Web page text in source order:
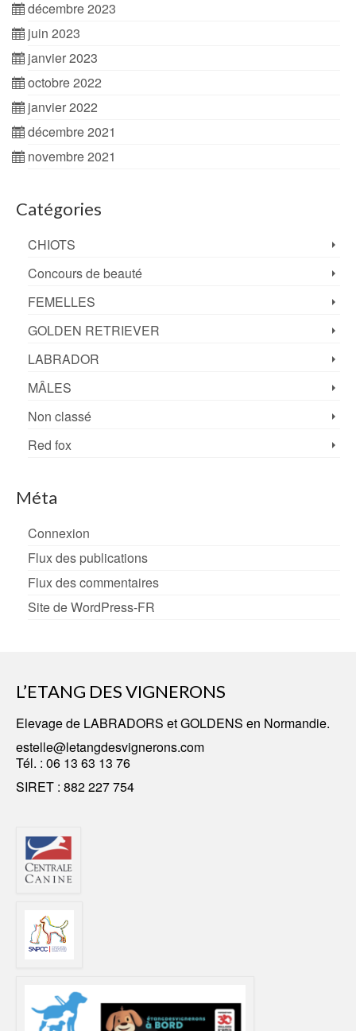
décembre 2023
juin 2023
janvier 2023
octobre 2022
janvier 2022
décembre 2021
novembre 2021
Catégories
CHIOTS
Concours de beauté
FEMELLES
GOLDEN RETRIEVER
LABRADOR
MÂLES
Non classé
Red fox
Méta
Connexion
Flux des publications
Flux des commentaires
Site de WordPress-FR
L’ETANG DES VIGNERONS
Elevagede LABRADORS et GOLDENS en Normandie.
estelle@letangdesvignerons.com
Tél. : 06 13 63 13 76
SIRET : 882 227 754